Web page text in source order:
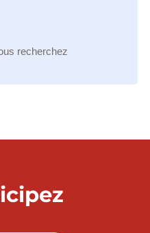
recherchez